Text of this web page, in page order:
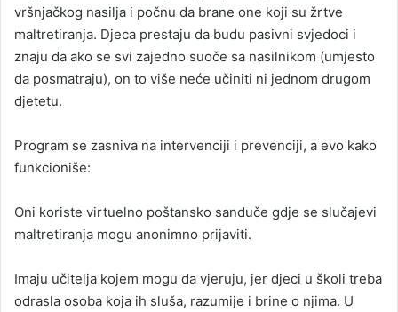
vršnjačkog nasilja i počnu da brane one koji su žrtve
maltretiranja. Djeca prestaju da budu pasivni svjedoci i
znaju da ako se svi zajedno suoče sa nasilnikom (umjesto
da posmatraju), on to više neće učiniti ni jednom drugom
djetetu.
Program se zasniva na intervenciji i prevenciji, a evo kako
funkcioniše:
Oni koriste virtuelno poštansko sanduče gdje se slučajevi
maltretiranja mogu anonimno prijaviti.
Imaju učitelja kojem mogu da vjeruju, jer djeci u školi treba
odrasla osoba koja ih sluša, razumije i brine o njima. U